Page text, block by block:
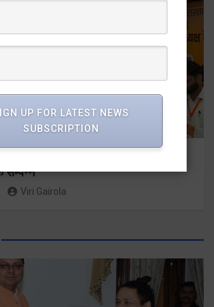
के संकल्प पर भाजपा गढ़वाल मंडल अध्यक्षों
सम्पन्न
Viri Gairola
UP FOR LATEST NEWS
SUBSCRIPTION